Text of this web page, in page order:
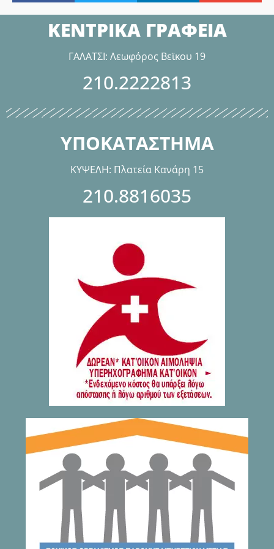
ΚΕΝΤΡΙΚΑ ΓΡΑΦΕΙΑ
ΓΑΛΑΤΣΙ: Λεωφόρος Βεϊκου 19
210.2222813
ΥΠΟΚΑΤΑΣΤΗΜΑ
ΚΥΨΕΛΗ: Πλατεία Κανάρη 15
210.8816035